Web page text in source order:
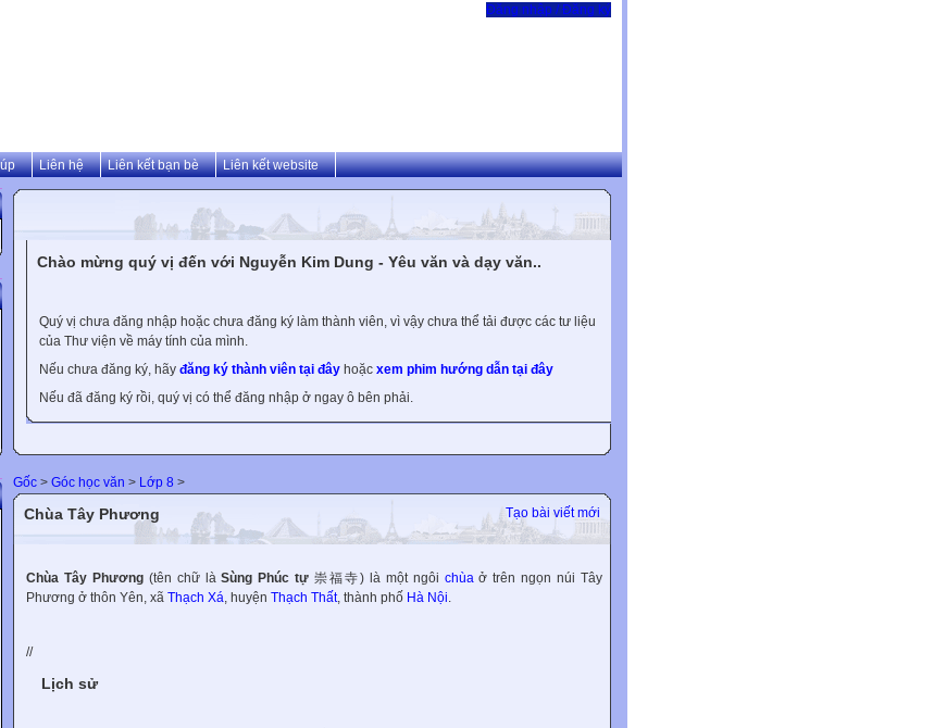
Đăng nhập / Đăng ký
Liên hệ Liên kết bạn bè Liên kết website
Chào mừng quý vị đến với Nguyễn Kim Dung - Yêu văn và dạy văn..
Quý vị chưa đăng nhập hoặc chưa đăng ký làm thành viên, vì vậy chưa thể tải được các tư liệu
của Thư viện về máy tính của mình.
Nếu chưa đăng ký, hãy đăng ký thành viên tại đây hoặc xem phim hướng dẫn tại đây
Nếu đã đăng ký rồi, quý vị có thể đăng nhập ở ngay ô bên phải.
Gốc > Góc học văn > Lớp 8 >
Tạo bài viết mới
Chùa Tây Phương
Chùa Tây Phương(tên chữ làSùng Phúc tự 崇福寺) là một ngôi chùaở trên ngọn núi Tây
Phương ở thôn Yên, xã Thạch Xá, huyện Thạch Thất, thành phố Hà Nội.
//
Lịch sử